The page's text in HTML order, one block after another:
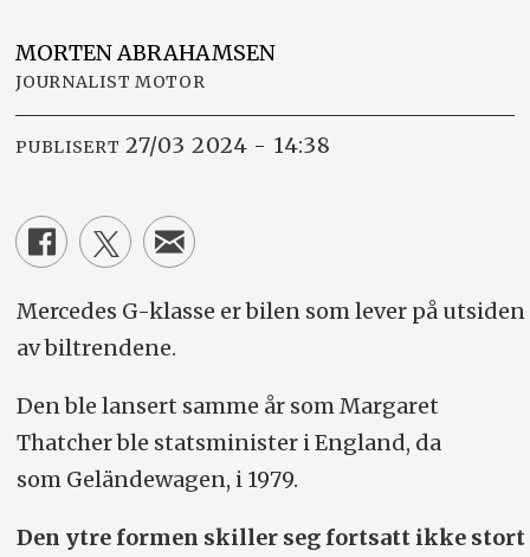
MORTENABRAHAMSEN
JOURNALIST MOTOR
PUBLISERT 27/03 2024 - 14:38
Mercedes G-klasse er bilen som lever på utsiden
av biltrendene.
Den ble lansert samme år som Margaret
Thatcher ble statsminister i England, da
som Geländewagen, i 1979.
Den ytre formen skiller seg fortsatt ikke stort